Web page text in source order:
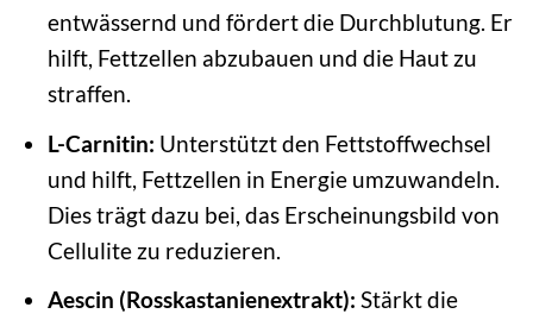
entwässernd und fördert die Durchblutung. Er
hilft, Fettzellen abzubauen und die Haut zu
straffen.
L-Carnitin: Unterstützt den Fettstoffwechsel
und hilft, Fettzellen in Energie umzuwandeln.
Dies trägt dazu bei, das Erscheinungsbild von
Cellulite zu reduzieren.
Aescin (Rosskastanienextrakt): Stärkt die